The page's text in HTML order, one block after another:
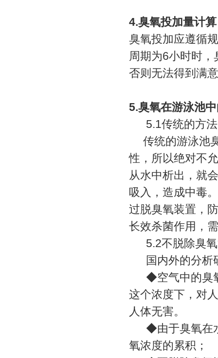
4.臭氧投加量计算
臭氧投加应遵循
周期为6小时时
否则无法得到满
5.臭氧在游泳池
5.1传统的方法
传统的游泳池
性，所以绝对不
从水中析出，就
吸入，造成中毒
过脱臭氧装置，
长效杀菌作用，
5.2不脱除臭氧
国内外的分析
◆空气中的臭氧
这个浓度下，对
人体无害。
◆由于臭氧在水
氧浓度的累积；